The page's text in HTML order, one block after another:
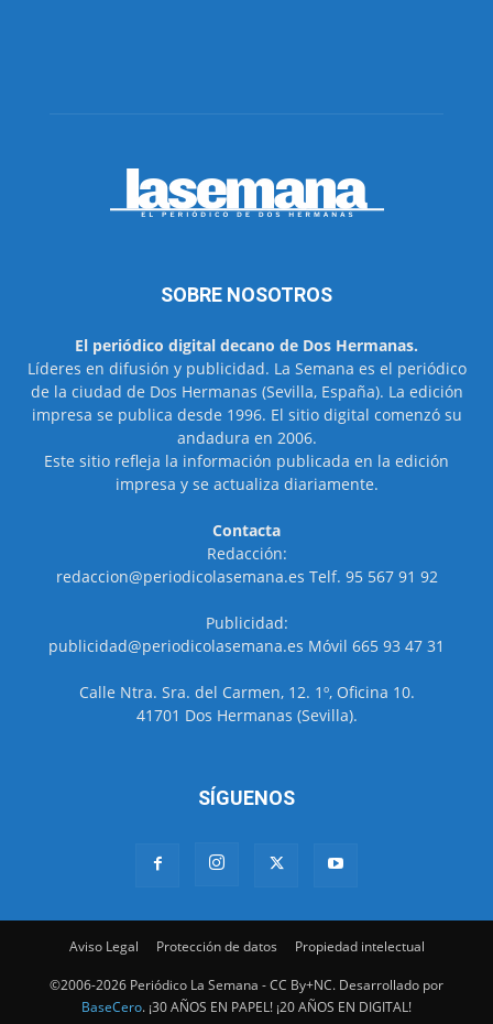
SOBRE NOSOTROS
El periódico digital decano de Dos Hermanas.
Líderes en difusión y publicidad. La Semana es el periódico
de la ciudad de Dos Hermanas (Sevilla, España). La edición
impresa se publica desde 1996. El sitio digital comenzó su
andadura en 2006.
Este sitio refleja la información publicada en la edición
impresa y se actualiza diariamente.
Contacta
Redacción:
redaccion@periodicolasemana.es Telf. 95 567 91 92
Publicidad:
publicidad@periodicolasemana.es Móvil 665 93 47 31
Calle Ntra. Sra. del Carmen, 12. 1º, Oficina 10.
41701 Dos Hermanas (Sevilla).
SÍGUENOS
Aviso Legal Protección de datos Propiedad intelectual
©2006-2026 Periódico La Semana - CC By+NC. Desarrollado por
BaseCero. ¡30 AÑOS EN PAPEL! ¡20 AÑOS EN DIGITAL!